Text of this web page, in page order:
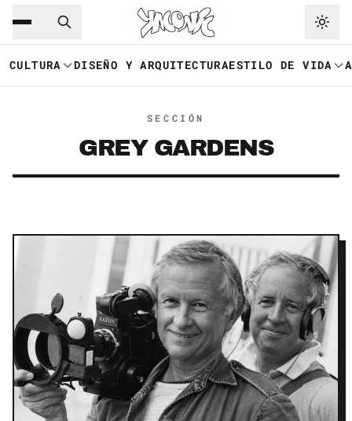
Saltar al contenido principal
CULTURA DISEÑO Y ARQUITECTURAESTILO DE VIDA
SECCIÓN
GREY GARDENS